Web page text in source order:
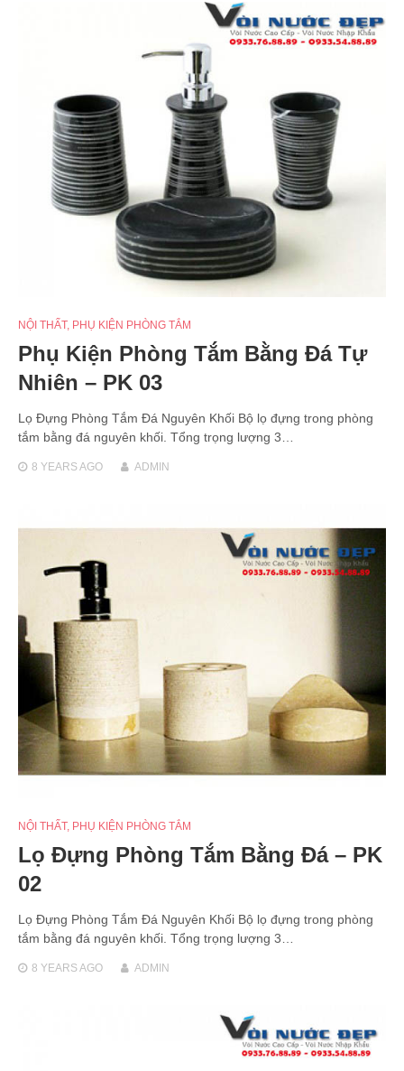
NỘI THẤT, PHỤ KIỆN PHÒNG TẮM
Phụ Kiện Phòng Tắm Bằng Đá Tự
Nhiên – PK 03
Lọ Đựng Phòng Tắm Đá Nguyên Khối Bộ lọ đựng trong phòng
tắm bằng đá nguyên khối. Tổng trọng lượng 3…
8 YEARSAGO ADMIN
NỘI THẤT, PHỤ KIỆN PHÒNG TẮM
Lọ Đựng Phòng Tắm Bằng Đá – PK
02
Lọ Đựng Phòng Tắm Đá Nguyên Khối Bộ lọ đựng trong phòng
tắm bằng đá nguyên khối. Tổng trọng lượng 3…
8 YEARSAGO ADMIN